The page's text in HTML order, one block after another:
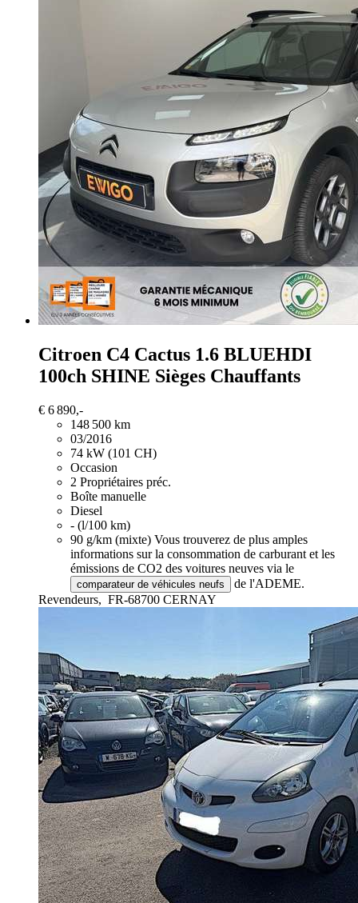
Citroen C4 Cactus 1.6 BLUEHDI
100ch SHINE Sièges Chauffants
€ 6 890,-
148 500 km
03/2016
74 kW (101 CH)
Occasion
2 Propriétaires préc.
Boîte manuelle
Diesel
- (l/100 km)
90 g/km (mixte) Vous trouverez de plus amples
informations sur la consommation de carburant et les
émissions de CO2 des voitures neuves via le
comparateur de véhicules neufs
de l'ADEME.
Revendeurs, FR-68700 CERNAY